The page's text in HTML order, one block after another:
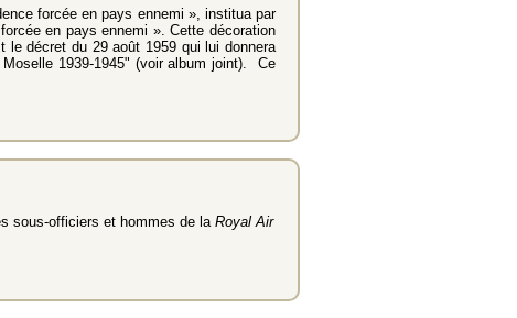
forcée en pays ennemi », institua par
en pays ennemi ». Cette décoration
le décret du 29 août 1959 qui lui donnera
1939-1945" (voir album joint). Ce
sous-officiers et hommes de la Royal Air